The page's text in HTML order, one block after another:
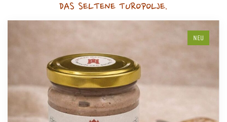
DAS SELTENE TUROPOLJE.
NEU